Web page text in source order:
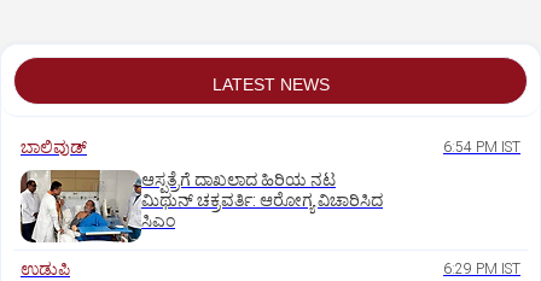
LATEST NEWS
ಬಾಲಿವುಡ್‌ 6:54 PM IST
ಆಸ್ಪತ್ರೆಗೆ ದಾಖಲಾದ ಹಿರಿಯ ನಟ
ಮಿಥುನ್ ಚಕ್ರವರ್ತಿ: ಆರೋಗ್ಯ ವಿಚಾರಿಸಿದ
ಸಿಎಂ
ಉಡುಪಿ 6:29 PM IST